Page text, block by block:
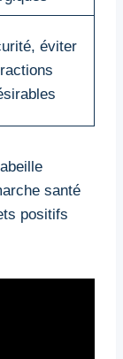
éviter
santé
positifs